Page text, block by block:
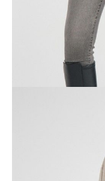
czas dostawy: 1-2 dni
Odbiór osobisty w sklepie
pn.- czw. 8:00 - 16:00,
Лаконичный джемпер
шерстью и кашемиром
моделью очень легко
вечерних прогулок,
PREMIUM VISCOSE:
приятная к телу и
PREMIUM WOOL:
микроклимат, который